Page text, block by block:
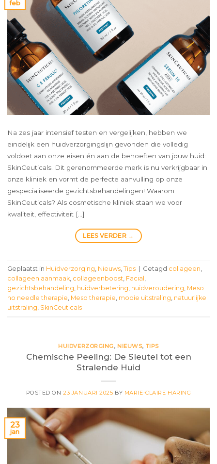
feb
Na zes jaar intensief testen en vergelijken, hebben we
eindelijk een huidverzorgingslijn gevonden die volledig
voldoet aan onze eisen én aan de behoeften van jouw huid:
SkinCeuticals. Dit gerenommeerde merk is nu verkrijgbaar in
onze kliniek en vormt de perfecte aanvulling op onze
gespecialiseerde gezichtsbehandelingen! Waarom
SkinCeuticals? Als cosmetische kliniek staan we voor
kwaliteit, effectiviteit […]
LEES VERDER →
Geplaatst in Huidverzorging Nieuws Tips Getagd collageen
collageen aanmaak collageenboost Facial
gezichtsbehandeling huidverbetering huidveroudering Meso
no needle therapie Meso therapie mooie uitstraling natuurlijke
uitstraling SkinCeuticals
HUIDVERZORGING, NIEUWS, TIPS
Chemische Peeling: De Sleutel tot een
Stralende Huid
POSTED ON23 JANUARI 2025 BY MARIE-CLAIRE HARING
23
jan